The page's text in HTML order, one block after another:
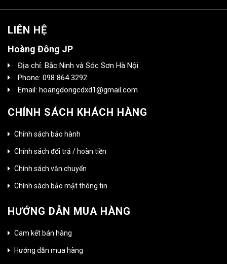
LIÊN HỆ
Hoàng Đông JP
Địa chỉ: Bắc Ninh và Sóc Sơn Hà Nội
Phone: 098 864 3292
Email: hoangdongcdxd1@gmail.com
CHÍNH SÁCH KHÁCH HÀNG
Chính sách bảo hành
Chính sách đổi trả / hoàn tiền
Chính sách vận chuyển
Chính sách bảo mật thông tin
HƯỚNG DẪN MUA HÀNG
Cam kết bán hàng
Hướng dẫn mua hàng